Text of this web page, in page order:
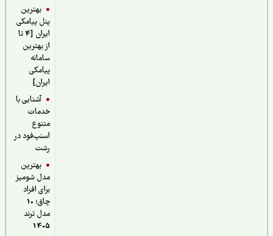
بهترین
پنل پیامکی
ایران [4 تا
از بهترین
سامانه
پیامکی
آشنایی با
خدمات
اسنپ‌فود در
بهترین
مدل شومیز
برای افراد
چاق؛ 10
مدل ترند